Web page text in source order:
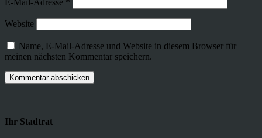
E-Mail-Adresse *
Website
Name, E-Mail-Adresse und Website in diesem Browser für
meinen nächsten Kommentar speichern.
Ihr Stadtrat